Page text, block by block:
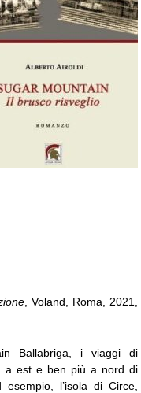
, Voland, Roma, 2021,
Ballabriga, i viaggi di
a est e ben più a nord di
l’isola di Circe,